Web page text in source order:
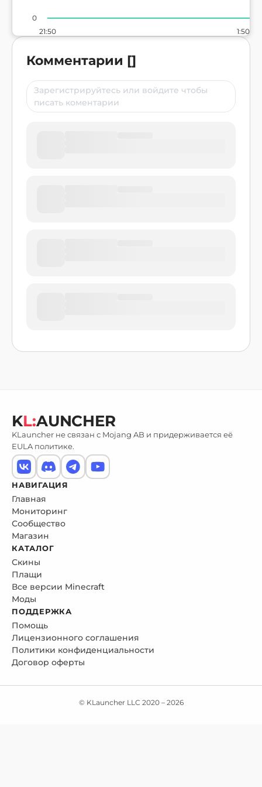
21:50 1:50
0
Комментарии []
KL:AUNCHER
KLauncher не связан с Mojang AB и придерживается её
EULA политике.
НАВИГАЦИЯ
Главная
Мониторинг
Сообщество
Магазин
КАТАЛОГ
Скины
Плащи
Все версии Minecraft
Моды
ПОДДЕРЖКА
Помощь
Лицензионного соглашения
Политики конфиденциальности
Договор оферты
© KLauncher LLC 2020 – 2026